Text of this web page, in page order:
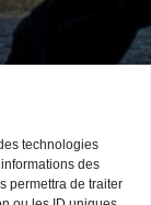
technologies
des
permettra de traiter